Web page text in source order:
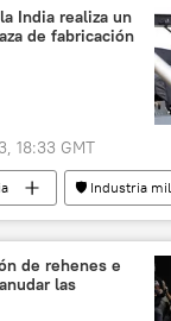
de Defensa de Rusia
India realiza un
de fabricación
18:33 GMT
🛡️ Industria
avión de caza
aviones
de rehenes e
las